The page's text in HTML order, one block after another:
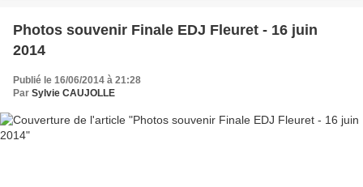
Photos souvenir Finale EDJ Fleuret - 16 juin
2014
Publié le 16/06/2014 à 21:28
Par Sylvie CAUJOLLE